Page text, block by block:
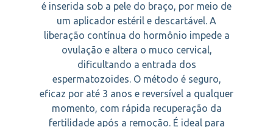
é inserida sob a pele do braço, por meio de
um aplicador estéril e descartável. A
liberação contínua do hormônio impede a
ovulação e altera o muco cervical,
dificultando a entrada dos
espermatozoides. O método é seguro,
eficaz por até 3 anos e reversível a qualquer
momento, com rápida recuperação da
fertilidade após a remoção. É ideal para